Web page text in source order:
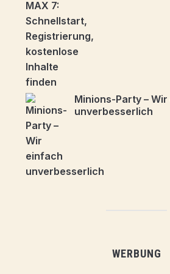
Minions-Party –
unverbesserlich
WERBUNG